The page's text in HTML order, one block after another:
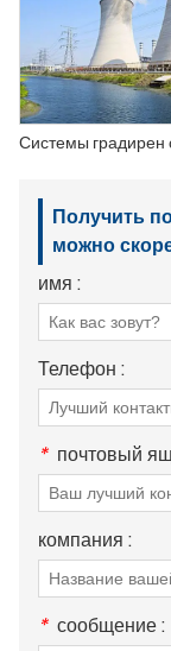
Получить
можно
имя :
Телефон :
* почтовый
компания :
* сообщение :